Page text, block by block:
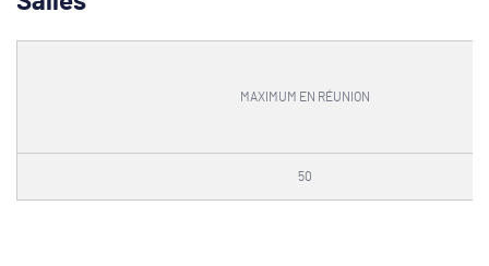
MAXIMUM EN RÉUNION
50